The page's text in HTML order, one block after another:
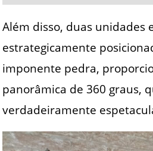
Além disso, duas unidades
estrategicamente
imponente pedra,
panorâmica de 360 graus,
verdadeiramente